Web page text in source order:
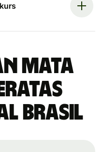
mata
Brasil